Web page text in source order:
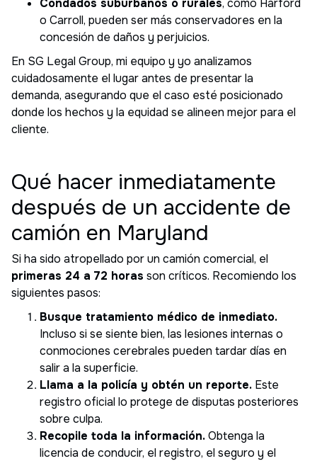
Condados suburbanos o rurales, como Harford
o Carroll, pueden ser más conservadores en la
concesión de daños y perjuicios.
En SG Legal Group, mi equipo y yo analizamos
cuidadosamente el lugar antes de presentar la
demanda, asegurando que el caso esté posicionado
donde los hechos y la equidad se alineen mejor para el
cliente.
Qué hacer inmediatamente
después de un accidente de
camión en Maryland
Si ha sido atropellado por un camión comercial, el
primeras 24 a 72 horas son críticos. Recomiendo los
siguientes pasos:
Busque tratamiento médico de inmediato.
Incluso si se siente bien, las lesiones internas o
conmociones cerebrales pueden tardar días en
salir a la superficie.
Llama a la policía y obtén un reporte. Este
registro oficial lo protege de disputas posteriores
sobre culpa.
Recopile toda la información.Obtenga la
licencia de conducir, el registro, el seguro y el